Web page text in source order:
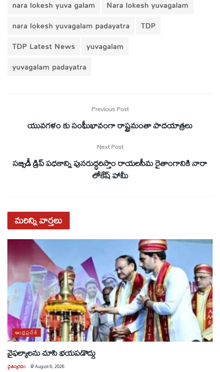
nara lokesh yuva galam
Nara lokesh yuvagalam
nara lokesh yuvagalam padayatra
TDP
TDP Latest News
yuvagalam
yuvagalam padayatra
Previous Post
యువగళం కు సంఘీభావంగా రాష్ట్రమంతా పాదయాత్రలు
Next Post
సబ్సిడీ డ్రిప్ పధకాన్ని పునరుద్ధరిస్తాం రాయలసీమ రైతాంగానికి నారా
లోకేష్ హామీ
మరిన్నివార్తలు
ఆంధ్రప్రదేశ్
వైఫల్యాలను చూసి భయపడొద్దు
చైతన్యరధం @August 6, 2026